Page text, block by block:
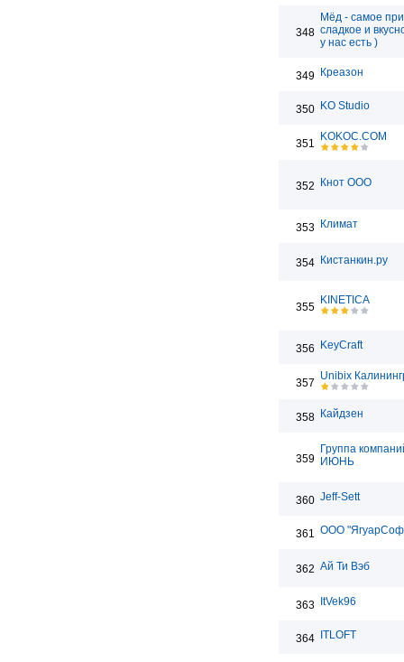
348
Мёд - самое
сладкое и
у нас есть )
349 Креазон
350 KO Studio
351
KOKOC.COM
352 Кнот ООО
353 Климат
354 Кистанкин.ру
355
KINETICA
356 KeyCraft
357
Unibix
358 Кайдзен
359
Группа
ИЮНЬ
360 Jeff-Sett
361 ООО
362 Ай Ти Вэб
363 ItVek96
364 ITLOFT